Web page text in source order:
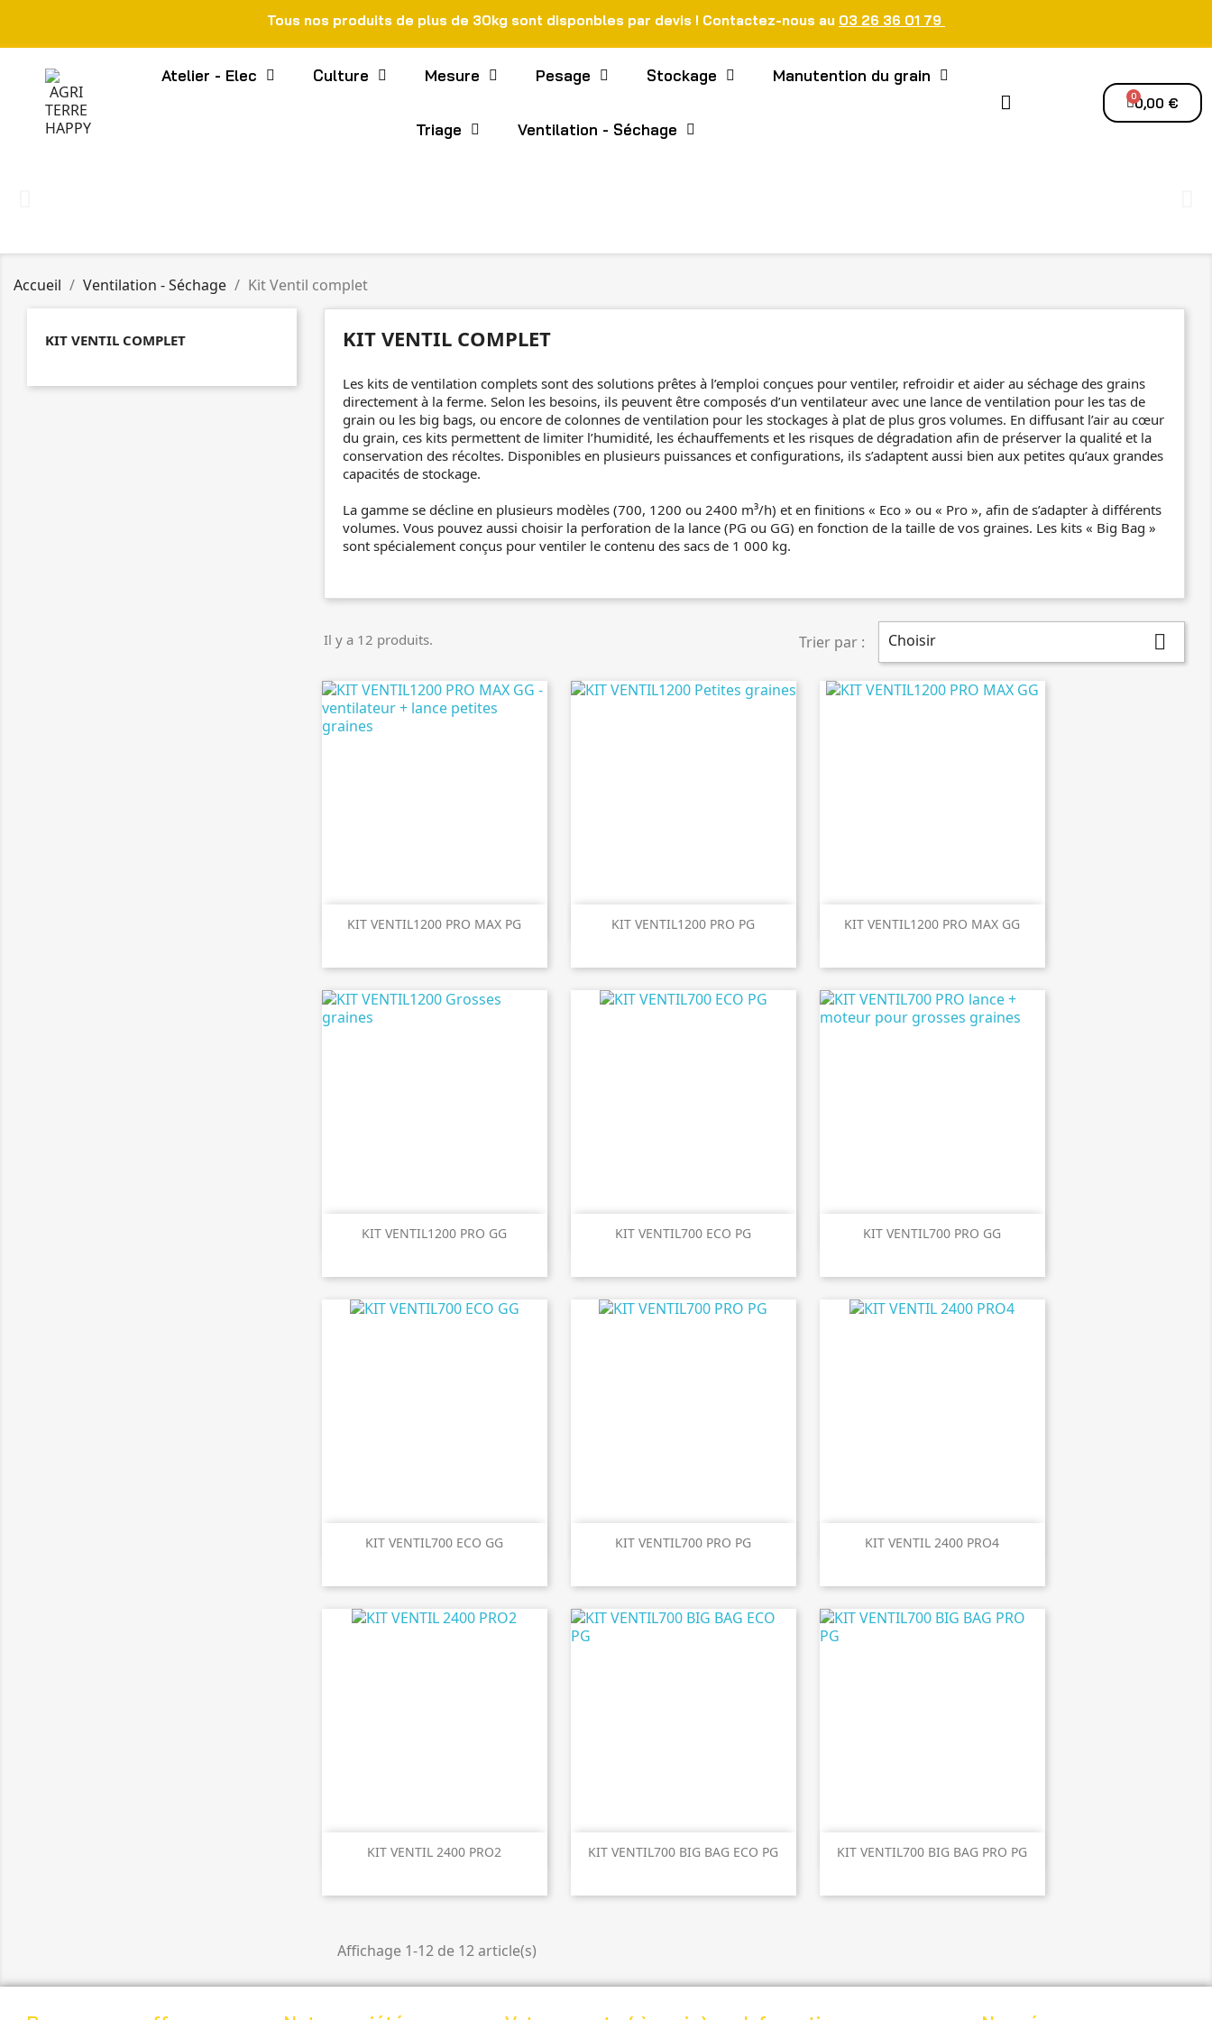
Tous nos produits de plus de 30kg sont disponbles par devis ! Contactez-nous au 03 26 36 01 79
Atelier - Elec Culture Mesure Pesage Stockage Manutention du grain
Triage Ventilation - Séchage
0,00 €
Accueil Ventilation - Séchage Kit Ventil complet
KIT VENTIL COMPLET KIT VENTIL COMPLET
Les kits de ventilation complets sont des solutions prêtes à l’emploi conçues pour ventiler, refroidir et aider au séchage des grains
directement à la ferme. Selon les besoins, ils peuvent être composés d’un ventilateur avec une lance de ventilation pour les tas de
grain ou les big bags, ou encore de colonnes de ventilation pour les stockages à plat de plus gros volumes. En diffusant l’air au cœur
du grain, ces kits permettent de limiter l’humidité, les échauffements et les risques de dégradation afin de préserver la qualité et la
conservation des récoltes. Disponibles en plusieurs puissances et configurations, ils s’adaptent aussi bien aux petites qu’aux grandes
capacités de stockage.
La gamme se décline en plusieurs modèles (700, 1200 ou 2400 m³/h) et en finitions « Eco » ou « Pro », afin de s’adapter à différents
volumes. Vous pouvez aussi choisir la perforation de la lance (PG ou GG) en fonction de la taille de vos graines. Les kits « Big Bag »
sont spécialement conçus pour ventiler le contenu des sacs de 1 000 kg.
Il y a 12 produits. Trier par : Choisir 
KIT VENTIL1200 PRO MAX PG
 Aperçu rapide KIT VENTIL1200 PRO PG
 Aperçu rapide KIT VENTIL1200 PRO MAX GG
 Aperçu rapide
KIT VENTIL1200 PRO GG
 Aperçu rapide KIT VENTIL700 ECO PG
 Aperçu rapide KIT VENTIL700 PRO GG
 Aperçu rapide
KIT VENTIL700 ECO GG
 Aperçu rapide KIT VENTIL700 PRO PG
 Aperçu rapide KIT VENTIL 2400 PRO4
 Aperçu rapide
KIT VENTIL 2400 PRO2
 Aperçu rapide KIT VENTIL700 BIG BAG ECO PG
 Aperçu rapide KIT VENTIL700 BIG BAG PRO PG
 Aperçu rapide
Affichage 1-12 de 12 article(s)